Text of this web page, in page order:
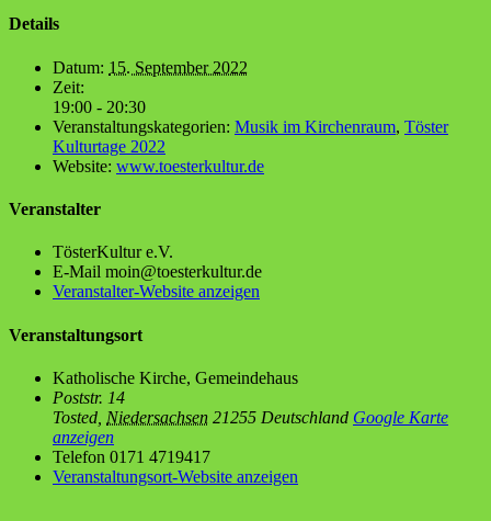
Details
Datum: 15. September 2022
Zeit:
19:00 - 20:30
Veranstaltungskategorien: Musik im Kirchenraum, Töster
Kulturtage 2022
Website: www.toesterkultur.de
Veranstalter
Tös­ter­Kul­tur e.V.
E-Mail moin@toesterkultur.de
Veranstalter-Website anzeigen
Veranstaltungsort
Katho­li­sche Kir­che, Gemeindehaus
Poststr. 14
Tosted Niedersachsen 21255 Deutschland Google Karte
anzeigen
Telefon 0171 4719417
Veranstaltungsort-Website anzeigen